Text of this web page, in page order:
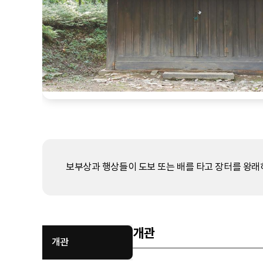
보부상과 행상들이 도보 또는 배를 타고 장터를 왕래
개관
개관